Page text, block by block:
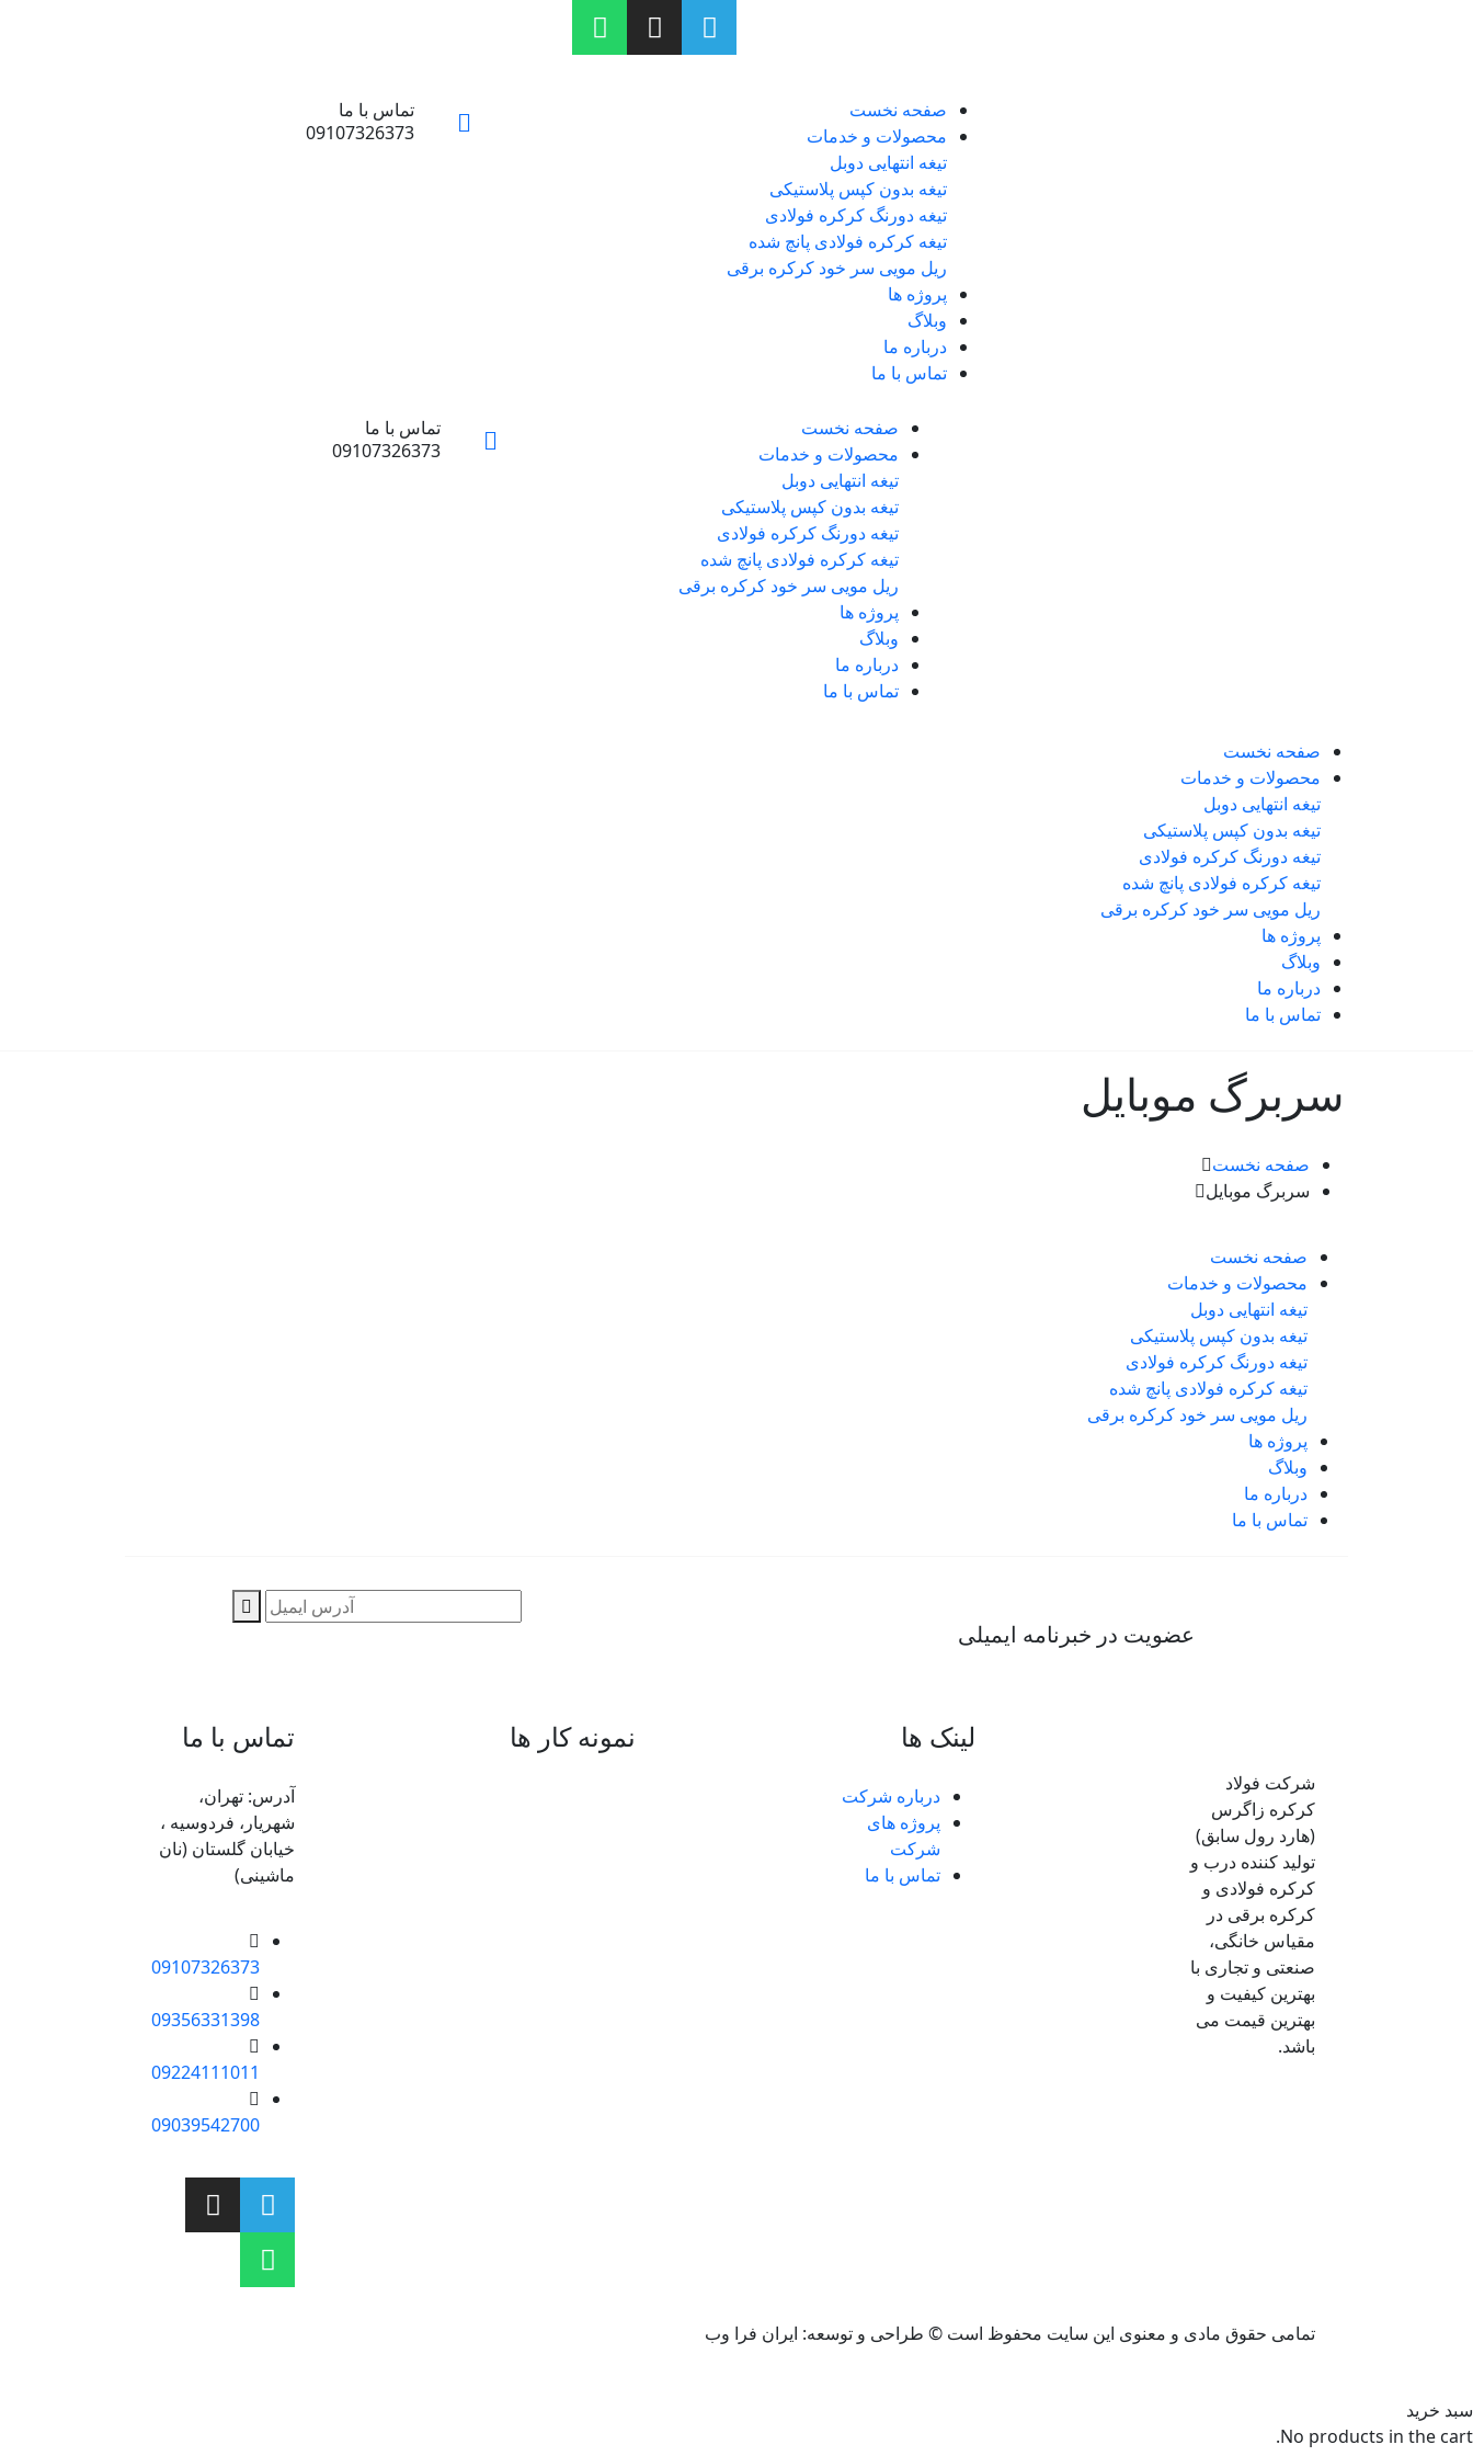
صفحه نخست
محصولات و خدمات
تیغه انتهایی دوبل
تیغه بدون کپس پلاستیکی
تیغه دورنگ کرکره فولادی
تیغه کرکره فولادی پانچ شده
ریل مویی سر خود کرکره برقی
پروژه ها
وبلاگ
درباره ما
تماس با ما
تماس با ما
09107326373
صفحه نخست
محصولات و خدمات
تیغه انتهایی دوبل
تیغه بدون کپس پلاستیکی
تیغه دورنگ کرکره فولادی
تیغه کرکره فولادی پانچ شده
ریل مویی سر خود کرکره برقی
پروژه ها
وبلاگ
درباره ما
تماس با ما
تماس با ما
09107326373
صفحه نخست
محصولات و خدمات
تیغه انتهایی دوبل
تیغه بدون کپس پلاستیکی
تیغه دورنگ کرکره فولادی
تیغه کرکره فولادی پانچ شده
ریل مویی سر خود کرکره برقی
پروژه ها
وبلاگ
درباره ما
تماس با ما
سربرگ موبایل
صفحه نخست
سربرگ موبایل
صفحه نخست
محصولات و خدمات
تیغه انتهایی دوبل
تیغه بدون کپس پلاستیکی
تیغه دورنگ کرکره فولادی
تیغه کرکره فولادی پانچ شده
ریل مویی سر خود کرکره برقی
پروژه ها
وبلاگ
درباره ما
تماس با ما
عضویت در خبرنامه ایمیلی
شرکت فولاد
کرکره زاگرس
(هارد رول سابق)
تولید کننده درب و
کرکره فولادی و
کرکره برقی در
مقیاس خانگی،
صنعتی و تجاری با
بهترین کیفیت و
بهترین قیمت می
باشد.
لینک ها
درباره شرکت
پروژه های
شرکت
تماس با ما
نمونه کار ها تماس با ما
آدرس: تهران،
شهریار، فردوسیه ،
خیابان گلستان (نان
ماشینی)
09107326373
09356331398
09224111011
09039542700
تمامی حقوق مادی و معنوی این سایت محفوظ است © طراحی و توسعه: ایران فرا وب
سبد خرید
No products in the cart.